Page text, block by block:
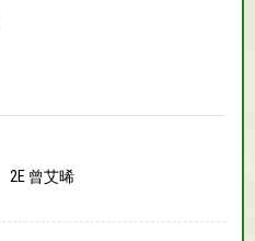
2E 曾艾晞